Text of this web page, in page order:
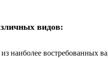
видов:
наиболее востребованных